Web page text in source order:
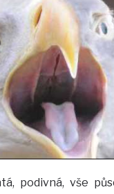
podivná, vše